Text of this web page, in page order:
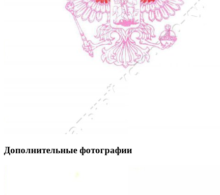
Дополнительные фотографии